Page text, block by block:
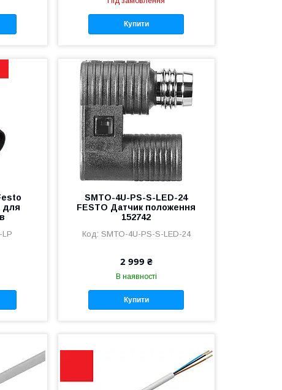
Купити
для
LP
SMTO-4U-PS-S-LED-24
FESTO Датчик положення
152742
SMTO-4U-PS-S-LED-24
2 999 ₴
В наявності
Купити